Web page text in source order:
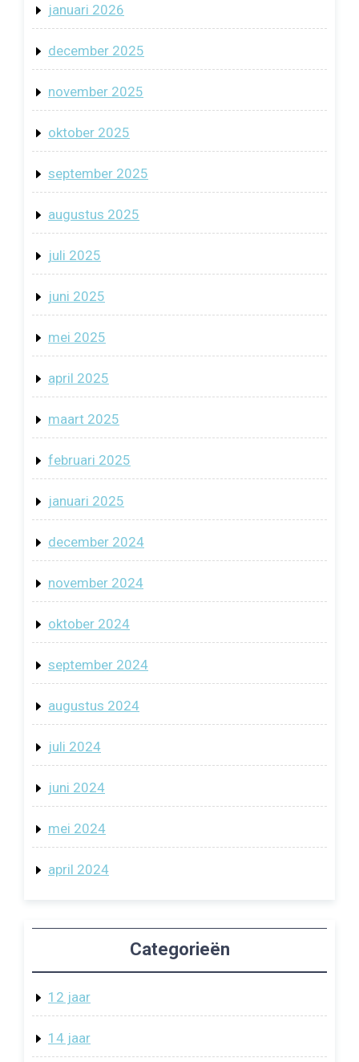
januari 2026
december 2025
november 2025
oktober 2025
september 2025
augustus 2025
juli 2025
juni 2025
mei 2025
april 2025
maart 2025
februari 2025
januari 2025
december 2024
november 2024
oktober 2024
september 2024
augustus 2024
juli 2024
juni 2024
mei 2024
april 2024
Categorieën
12 jaar
14 jaar